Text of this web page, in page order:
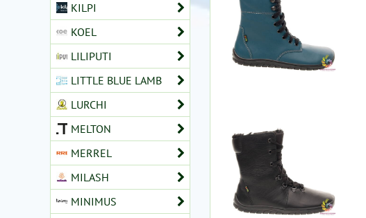
KILPI
KOEL
LILIPUTI
LITTLE BLUE LAMB
LURCHI
MELTON
MERREL
MILASH
MINIMUS